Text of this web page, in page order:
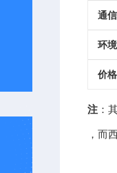
通
环
价
注 ：
，而